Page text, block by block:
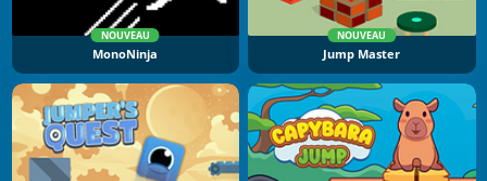
NOUVEAU
MonoNinja
NOUVEAU
Jump Master